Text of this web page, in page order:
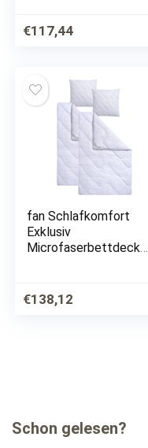
Set günstiger
€117,44
fan Schlafkomfort
Exklusiv
Microfaserbettdecke
(Spar-Set), optimierte
Klimafunktion durch
€138,12
Schon gelesen?